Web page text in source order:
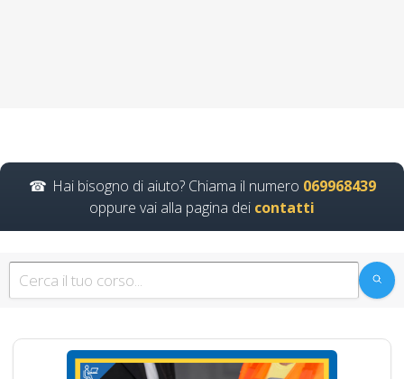
seminari gratuiti più
partecipati dai
obbligatorio
(DL.81/08, RSPP) e
CSP/CSE (DL.81/08)
Hai bisogno di aiuto? Chiama il numero 069968439
oppure vai alla pagina dei contatti